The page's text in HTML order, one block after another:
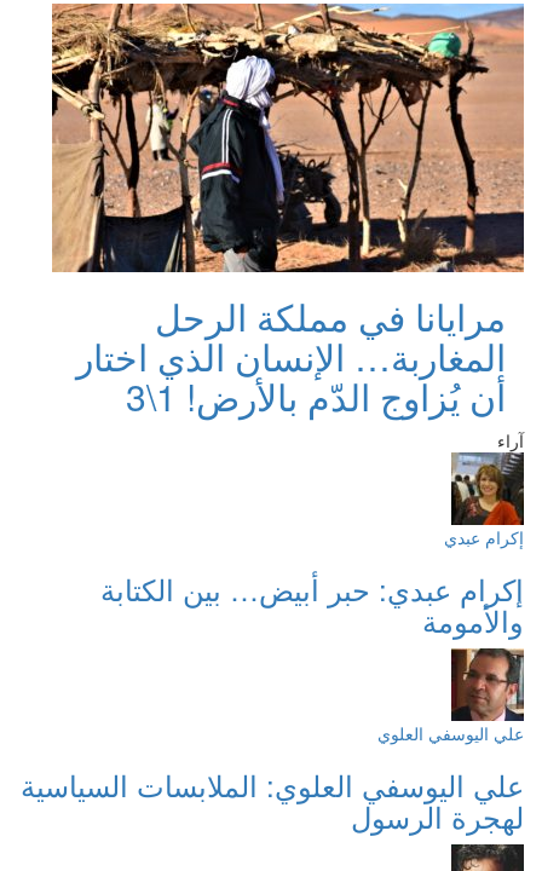
مرايانا في مملكة الرحل
المغاربة… الإنسان الذي اختار
أن يُزاوج الدّم بالأرض! 1\3
آراء
إكرام عبدي
إكرام عبدي: حبر أبيض… بين الكتابة
والأمومة
علي اليوسفي العلوي
علي اليوسفي العلوي: الملابسات السياسية
لهجرة الرسول